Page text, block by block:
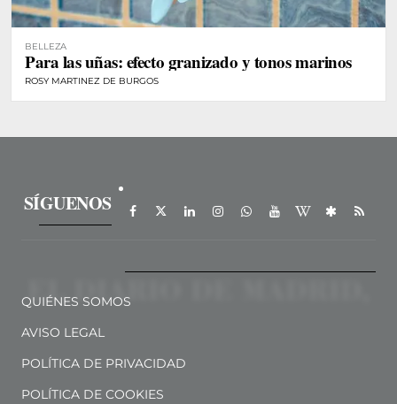
BELLEZA
Para las uñas: efecto granizado y tonos marinos
ROSY MARTINEZ DE BURGOS
SÍGUENOS
QUIÉNES SOMOS
AVISO LEGAL
POLÍTICA DE PRIVACIDAD
POLÍTICA DE COOKIES